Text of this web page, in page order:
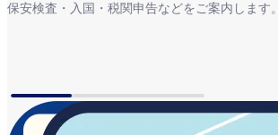
保安検査・入国・税関申告などをご案内します。